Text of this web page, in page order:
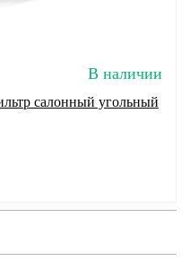
В наличии
салонный угольный